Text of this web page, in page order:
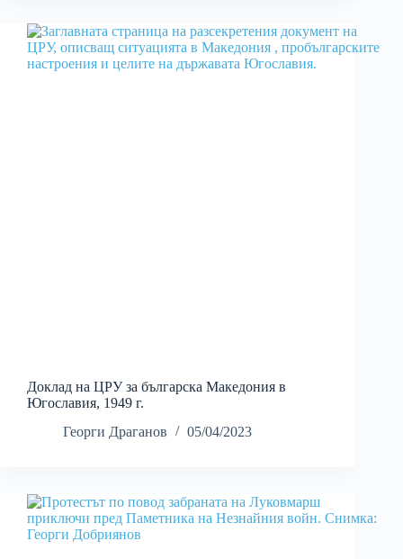
Доклад на ЦРУ за българска Македония в
Югославия, 1949 г.
Георги Драганов
05/04/2023